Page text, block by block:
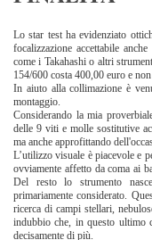
Lo star test ha evidenziato
focalizzazione accettabile
come i Takahashi o altri
154/600 costa 400,00 euro e
In aiuto alla collimazione è
montaggio.
Considerando la mia
delle 9 viti e molle sostitutive
ma anche approfittando
L’utilizzo visuale è piacevole e
ovviamente affetto da coma ai
Del resto lo strumento
primariamente considerato.
ricerca di campi stellari,
indubbio che, in questo ultimo
decisamente di più.